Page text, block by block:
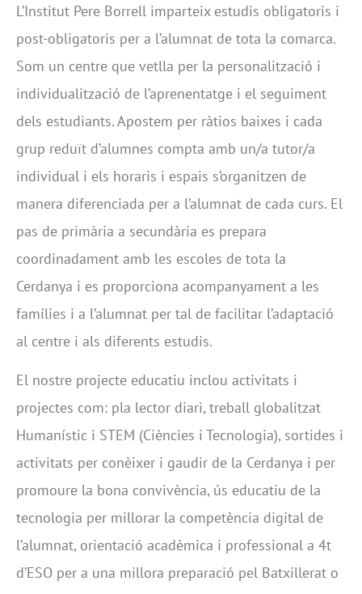
L’Institut Pere Borrell imparteix estudis obligatoris i
post-obligatoris per a l’alumnat de tota la comarca.
Som un centre que vetlla per la personalització i
individualització de l’aprenentatge i el seguiment
dels estudiants. Apostem per ràtios baixes i cada
grup reduït d’alumnes compta amb un/a tutor/a
individual i els horaris i espais s’organitzen de
manera diferenciada per a l’alumnat de cada curs. El
pas de primària a secundària es prepara
coordinadament amb les escoles de tota la
Cerdanya i es proporciona acompanyament a les
famílies i a l’alumnat per tal de facilitar l’adaptació
al centre i als diferents estudis.
El nostre projecte educatiu inclou activitats i
projectes com: pla lector diari, treball globalitzat
Humanístic i STEM (Ciències i Tecnologia), sortides i
activitats per conèixer i gaudir de la Cerdanya i per
promoure la bona convivència, ús educatiu de la
tecnologia per millorar la competència digital de
l’alumnat, orientació acadèmica i professional a 4t
d’ESO per a una millora preparació pel Batxillerat o